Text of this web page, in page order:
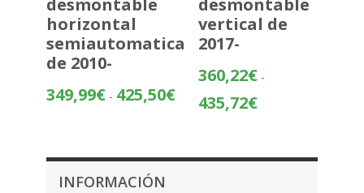
desmontable
horizontal
semiautomatica
de 2010-
349,99€ - 425,50€Rango
349,99€
desmontable
vertical de
2017-
360,22€ -
435,72€Rango
desde
INFORMACIÓN